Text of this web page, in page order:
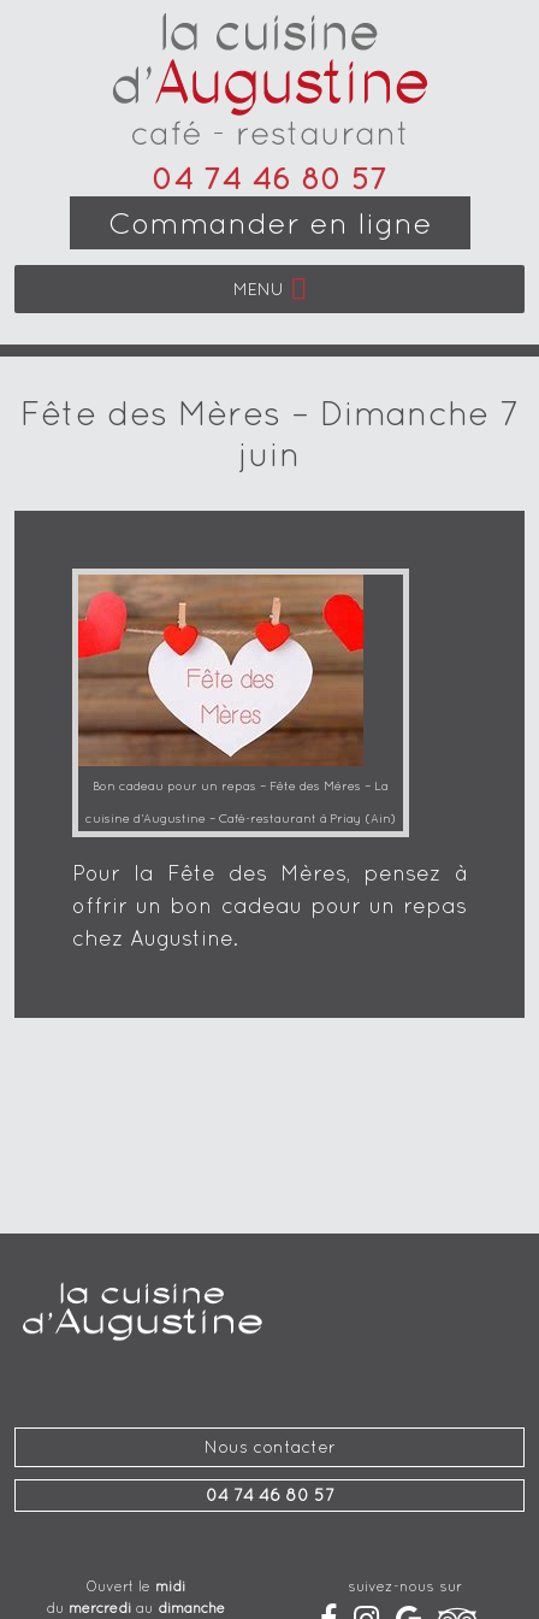
04 74 46 80 57
Commander en ligne
MENU
Fête des Mères – Dimanche 7
juin
Bon cadeau pour un repas – Fête des Mères – La
cuisine d’Augustine – Café-restaurant à Priay (Ain)
Pour la Fête des Mères, pensez à
offrir un bon cadeau pour un repas
chez Augustine.
Nous contacter
04 74 46 80 57
Ouvert le midi
du mercrediau dimanche
suivez-nous sur